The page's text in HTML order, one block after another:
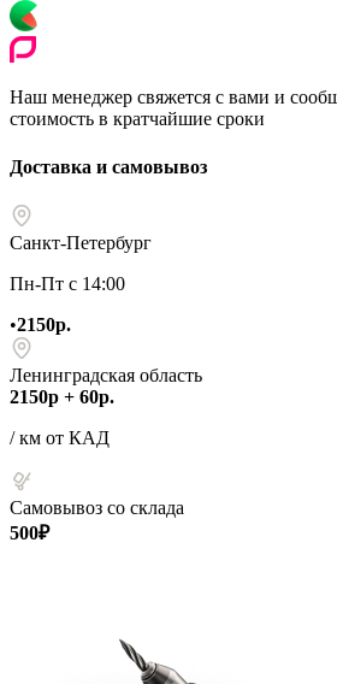
Наш менеджер свяжется с вами и
стоимость в кратчайшие сроки
Доставка и самовывоз
Санкт-Петербург
Пн-Пт с 14:00
•2150р.
Ленинградская область
2150р + 60р.
/ км от КАД
Самовывоз со склада
500₽